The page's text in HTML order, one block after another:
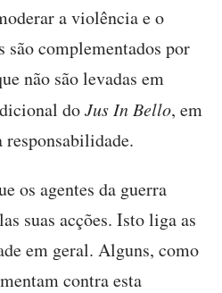
a violência e o
são complementados por
não são levadas em
doJus In Bello, em
os agentes da guerra
suas acções. Isto liga as
em geral. Alguns, como
contra esta